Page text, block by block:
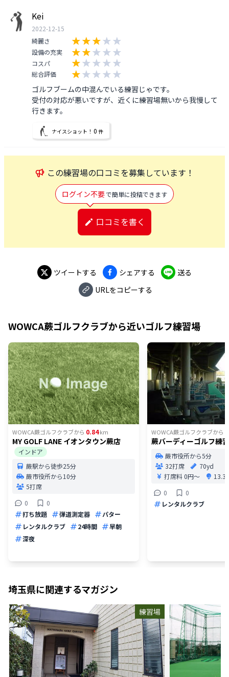
Kei
2022-12-15
綺麗さ
設備の充実
コスパ
総合評価
ゴルフブームの中混んでいる練習じゃです。
受付の対応が悪いですが、近くに練習場無いから我慢して
行きます。
ナイスショット！ 0 件
この練習場の口コミを募集しています！
ログイン不要で簡単に投稿できます
口コミを書く
ツイートする シェアする
送る
URLをコピーする
WOWCA蕨ゴルフクラブから近いゴルフ練習場
WOWCA蕨ゴルフクラブから 0.84km
MY GOLF LANE イオンタウン蕨店
インドア
蕨駅から徒歩25分
蕨市役所から10分
5打席
0
0
打ち放題
弾道測定器
パター
レンタルクラブ
24時間
早朝
深夜
WOWCA蕨ゴルフクラブから
蕨バーディーゴルフ練
蕨市役所から5分
32打席
70yd
打席料0円〜
13.3
0
0
レンタルクラブ
埼玉県に関連するマガジン
練習場